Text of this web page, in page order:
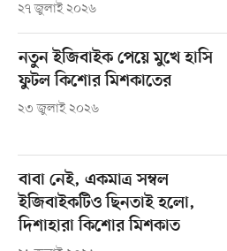
২৭ জুলাই ২০২৬
নতুন ইজিবাইক পেয়ে মুখে হাসি
ফুটল কিশোর মিশকাতের
২৩ জুলাই ২০২৬
বাবা নেই, একমাত্র সম্বল
ইজিবাইকটিও ছিনতাই হলো,
দিশাহারা কিশোর মিশকাত